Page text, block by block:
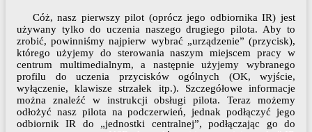
Cóż, nasz pierwszy pilot (oprócz jego odbiornika IR) jest
używany tylko do uczenia naszego drugiego pilota. Aby to
zrobić, powinniśmy najpierw wybrać „urządzenie” (przycisk),
którego użyjemy do sterowania naszym miejscem pracy w
centrum multimedialnym, a następnie użyjemy wybranego
profilu do uczenia przycisków ogólnych (OK, wyjście,
wyłączenie, klawisze strzałek itp.). Szczegółowe informacje
można znaleźć w instrukcji obsługi pilota. Teraz możemy
odłożyć nasz pilota na podczerwień, jednak podłączyć jego
odbiornik IR do „jednostki centralnej”, podłączając go do